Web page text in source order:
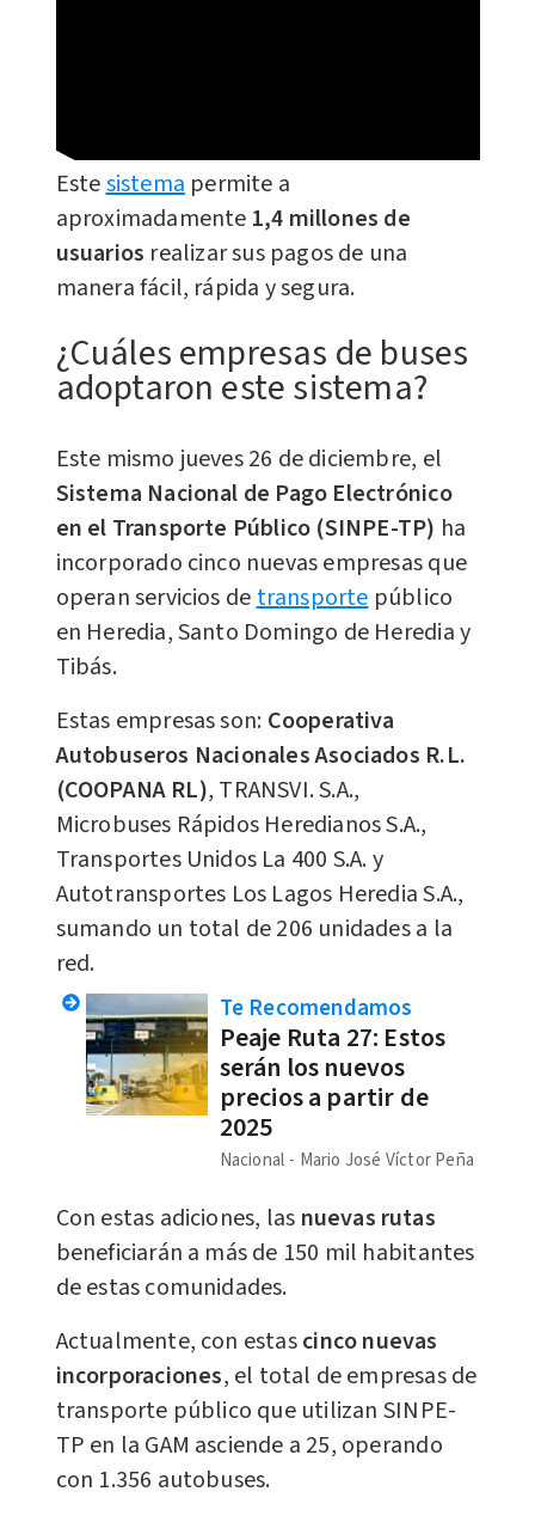
Estesistemapermite a
aproximadamente 1,4 millones de
usuarios realizar sus pagos de una
manera fácil, rápida y segura.
¿Cuáles empresas de buses
adoptaron este sistema?
Este mismo jueves 26 de diciembre, el
Sistema Nacional de Pago Electrónico
en el Transporte Público (SINPE-TP) ha
incorporado cinco nuevas empresas que
operan servicios detransportepúblico
en Heredia, Santo Domingo de Heredia y
Tibás.
Estas empresas son: Cooperativa
Autobuseros Nacionales Asociados R.L.
(COOPANA RL), TRANSVI. S.A.,
Microbuses Rápidos Heredianos S.A.,
Transportes Unidos La 400 S.A. y
Autotransportes Los Lagos Heredia S.A.,
sumando un total de 206 unidades a la
red.
Te Recomendamos
Peaje Ruta 27: Estos
serán los nuevos
precios a partir de
2025
Nacional Mario José Víctor Peña
Con estas adiciones, las nuevas rutas
beneficiarán a más de 150 mil habitantes
de estas comunidades.
Actualmente, con estascinco nuevas
incorporaciones, el total de empresas de
transporte público que utilizan SINPE-
TP en la GAM asciende a 25, operando
con 1.356 autobuses.